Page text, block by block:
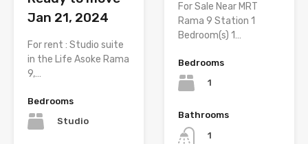
Jan 21, 2024
For rent : Studio suite
in the Life Asoke Rama
9,…
Bedrooms
Studio
For Sale Near MRT
Rama 9 Station 1
Bedroom(s) 1…
Bedrooms
1
Bathrooms
1